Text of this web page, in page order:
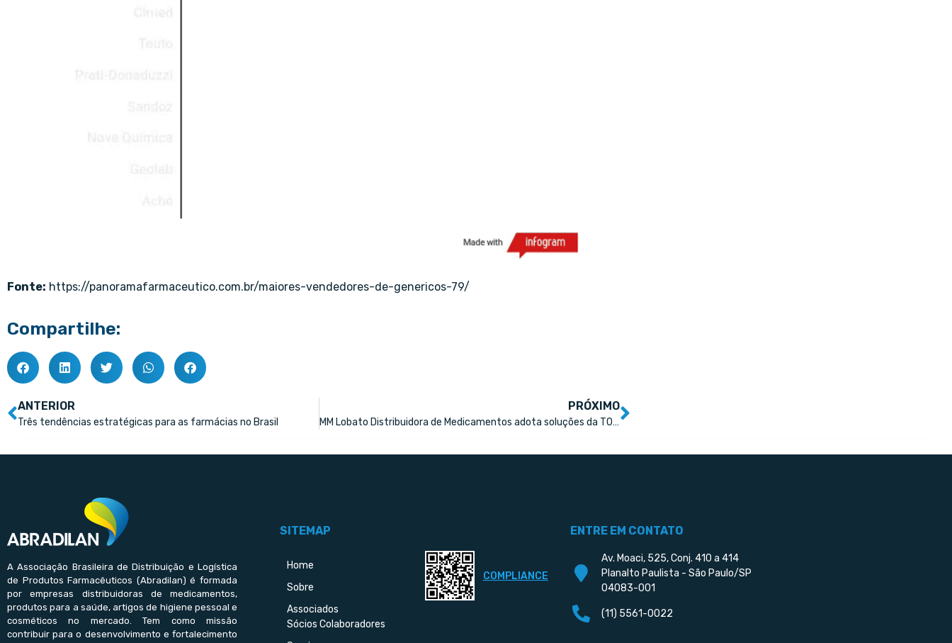
Fonte: https://panoramafarmaceutico.com.br/maiores-vendedores-de-genericos-79/
Compartilhe:
ANTERIOR
Três tendências estratégicas para as farmácias no Brasil
PRÓXIMO
MM Lobato Distribuidora de Medicamentos adota soluções da TOTVS para expandir seus negócios
A Associação Brasileira de Distribuição e Logística
de Produtos Farmacêuticos (Abradilan) é formada
por empresas distribuidoras de medicamentos,
produtos para a saúde, artigos de higiene pessoal e
cosméticos no mercado. Tem como missão
contribuir para o desenvolvimento e fortalecimento
SITEMAP
Home
Sobre
Associados
Sócios Colaboradores
COMPLIANCE
ENTRE EM CONTATO
Av. Moaci, 525, Conj. 410 a 414
Planalto Paulista - São Paulo/SP
04083-001
(11) 5561-0022